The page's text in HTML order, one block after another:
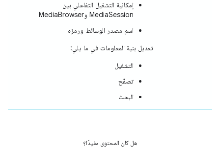
إمكانية التشغيل التفاعلي بين
MediaSession وMediaBrowser
اسم مصدر الوسائط ورمزه
تعديل بنية المعلومات في ما يلي:
التشغيل
تصفّح
البحث
هل كان المحتوى مفيدًا؟